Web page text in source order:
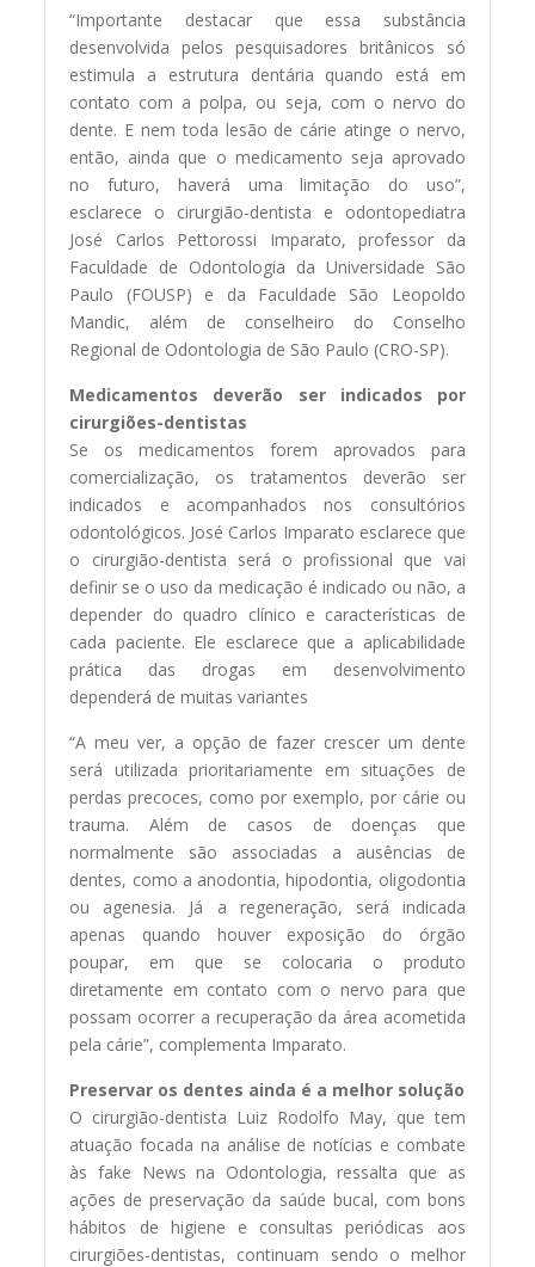
“Importante destacar que essa substância
desenvolvida pelos pesquisadores britânicos só
estimula a estrutura dentária quando está em
contato com a polpa, ou seja, com o nervo do
dente. E nem toda lesão de cárie atinge o nervo,
então, ainda que o medicamento seja aprovado
no futuro, haverá uma limitação do uso”,
esclarece o cirurgião-dentista e odontopediatra
José Carlos Pettorossi Imparato, professor da
Faculdade de Odontologia da Universidade São
Paulo (FOUSP) e da Faculdade São Leopoldo
Mandic, além de conselheiro do Conselho
Regional de Odontologia de São Paulo (CRO-SP).
Medicamentos deverão ser indicados por
cirurgiões-dentistas
Se os medicamentos forem aprovados para
comercialização, os tratamentos deverão ser
indicados e acompanhados nos consultórios
odontológicos. José Carlos Imparato esclarece que
o cirurgião-dentista será o profissional que vai
definir se o uso da medicação é indicado ou não, a
depender do quadro clínico e características de
cada paciente. Ele esclarece que a aplicabilidade
prática das drogas em desenvolvimento
dependerá de muitas variantes
“A meu ver, a opção de fazer crescer um dente
será utilizada prioritariamente em situações de
perdas precoces, como por exemplo, por cárie ou
trauma. Além de casos de doenças que
normalmente são associadas a ausências de
dentes, como a anodontia, hipodontia, oligodontia
ou agenesia. Já a regeneração, será indicada
apenas quando houver exposição do órgão
poupar, em que se colocaria o produto
diretamente em contato com o nervo para que
possam ocorrer a recuperação da área acometida
pela cárie”, complementa Imparato.
Preservar os dentes ainda é a melhor solução
O cirurgião-dentista Luiz Rodolfo May, que tem
atuação focada na análise de notícias e combate
às fake News na Odontologia, ressalta que as
ações de preservação da saúde bucal, com bons
hábitos de higiene e consultas periódicas aos
cirurgiões-dentistas, continuam sendo o melhor